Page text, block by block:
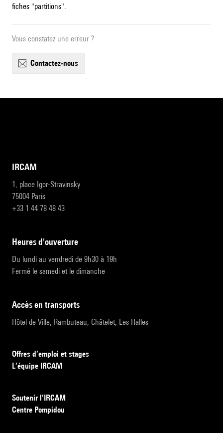
fiches "partitions".
Vous constatez une erreur ?
contactez-nous
IRCAM
1, place Igor-Stravinsky
75004 Paris
+33 1 44 78 48 43
heures d'ouverture
Du lundi au vendredi de 9h30 à 19h
Fermé le samedi et le dimanche
accès en transports
Hôtel de Ville, Rambuteau, Châtelet, Les Halles
Offres d’emploi et stages
L’équipe IRCAM
Soutenir l’IRCAM
Centre Pompidou